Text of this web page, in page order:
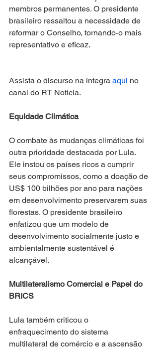
membros permanentes. O presidente
brasileiro ressaltou a necessidade de
reformar o Conselho, tornando-o mais
representativo e eficaz.
Assista o discurso na íntegra aqui no
canal do RT Notícia.
Equidade Climática
O combate às mudanças climáticas foi
outra prioridade destacada por Lula.
Ele instou os países ricos a cumprir
seus compromissos, como a doação de
US$ 100 bilhões por ano para nações
em desenvolvimento preservarem suas
florestas. O presidente brasileiro
enfatizou que um modelo de
desenvolvimento socialmente justo e
ambientalmente sustentável é
alcançável.
Multilateralismo Comercial e Papel do
BRICS
Lula também criticou o
enfraquecimento do sistema
multilateral de comércio e a ascensão